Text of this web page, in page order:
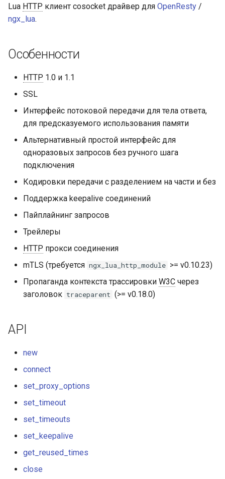
bot-verifier
cache-purge
captcha
combined-upstreams
compression-normalize
compression-vary
concat
cookie-flag
cookie-limit
coolkit
delay
doh
dynamic-etag
dynamic-limit-req
echo
encrypted-session
error-log-write
Устаревшие
connect_proxy
ssl_handshake
proxy_response
proxy_request
proxy_response
Lua HTTP клиент cosocket драйвер для OpenResty /
ngx_lua.
Особенности
HTTP 1.0 и 1.1
SSL
Интерфейс потоковой передачи для тела ответа,
для предсказуемого использования памяти
Альтернативный простой интерфейс для
одноразовых запросов без ручного шага
подключения
Кодировки передачи с разделением на части и без
Поддержка keepalive соединений
Пайплайнинг запросов
Трейлеры
HTTP прокси соединения
mTLS (требуется ngx_lua_http_module >= v0.10.23)
Пропаганда контекста трассировки W3C через
заголовок traceparent (>= v0.18.0)
API
new
connect
set_proxy_options
set_timeout
set_timeouts
set_keepalive
get_reused_times
close